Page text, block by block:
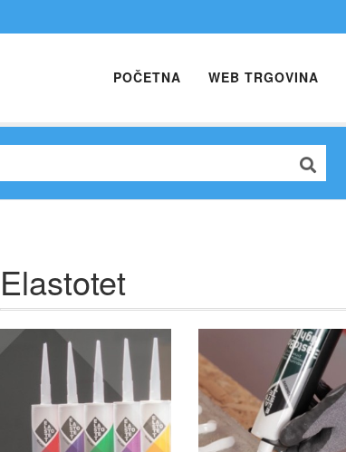
POČETNA WEB TRGOVINA
Elastotet